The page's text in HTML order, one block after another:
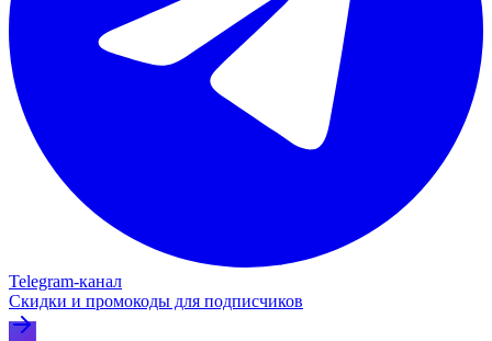
Telegram‑канал
Скидки и промокоды для подписчиков